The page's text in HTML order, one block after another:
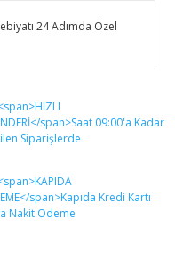
24 Adımda Özel
yapın!
açıklamalarında ve
noktaları öneri
ederiz.
görüntülenemiyor.
bulunuyor.